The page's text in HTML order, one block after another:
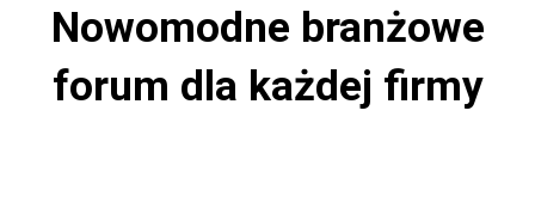
Nowomodne branżowe
forum dla każdej firmy